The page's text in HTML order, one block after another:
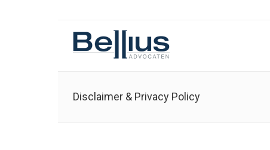
Disclaimer & Privacy Policy